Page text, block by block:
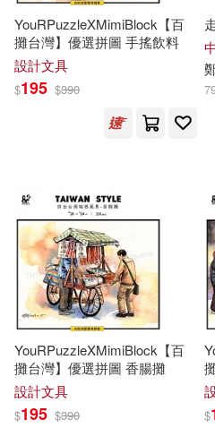
李莉，樊曉東，戰劍飛
憲寶等(1)
李藻(1)
林文耀(1) 林皋立
林聰吉(1)
楊正洪 蘇偉基 鄭齊心 等
楊維真(1) 水上健
江啟臣、李瓊莉、卓慧
典藏藝術家庭(1)
勞動部及職業安全衛生研
北京大學醫學出版社(1)
北京理工大學出版社(1)
北京科學技術出版社(1)
北京聯合出版公司(1)
北京航空航天大學出版社
千華駐科技出版有限公司
YouRPuzzleXMimiBlock【百
攤台灣】優選拼圖 手搖飲料
設計文具
$195 $390
YouRPuzzleXMimiBlock【百
攤台灣】優選拼圖 香腸攤
設計文具
$195 $390 $